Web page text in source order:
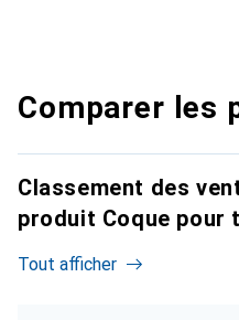
Comparer les
Classement des
produit Coque pour
Tout afficher